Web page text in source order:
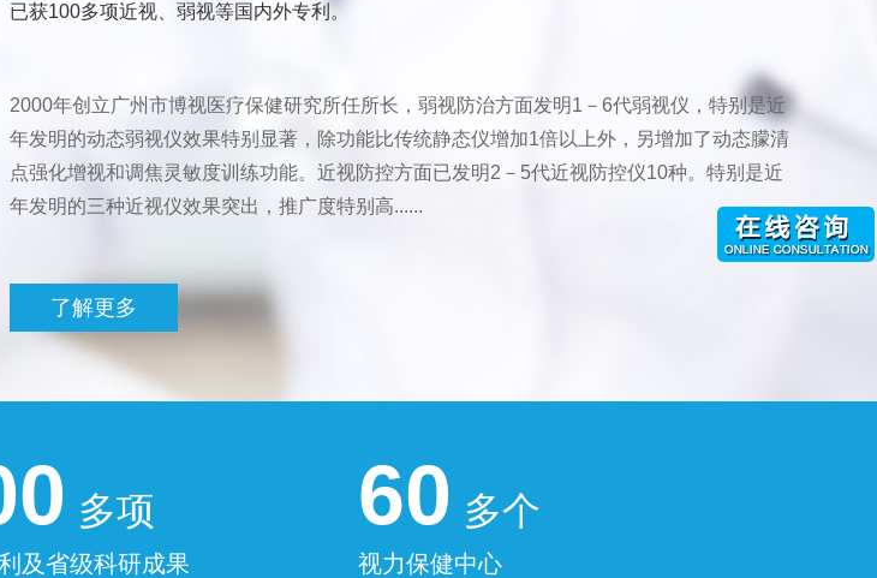
已获100多项近视、弱视等国内外专利。
2000年创立广州市博视医疗保健研究所任所长，弱视防治方面发明1－6代弱视仪，特别是近
年发明的动态弱视仪效果特别显著，除功能比传统静态仪增加1倍以上外，另增加了动态朦清
点强化增视和调焦灵敏度训练功能。近视防控方面已发明2－5代近视防控仪10种。特别是近
年发明的三种近视仪效果突出，推广度特别高......
了解更多
多项
及省级科研成果
60 多个
视力保健中心